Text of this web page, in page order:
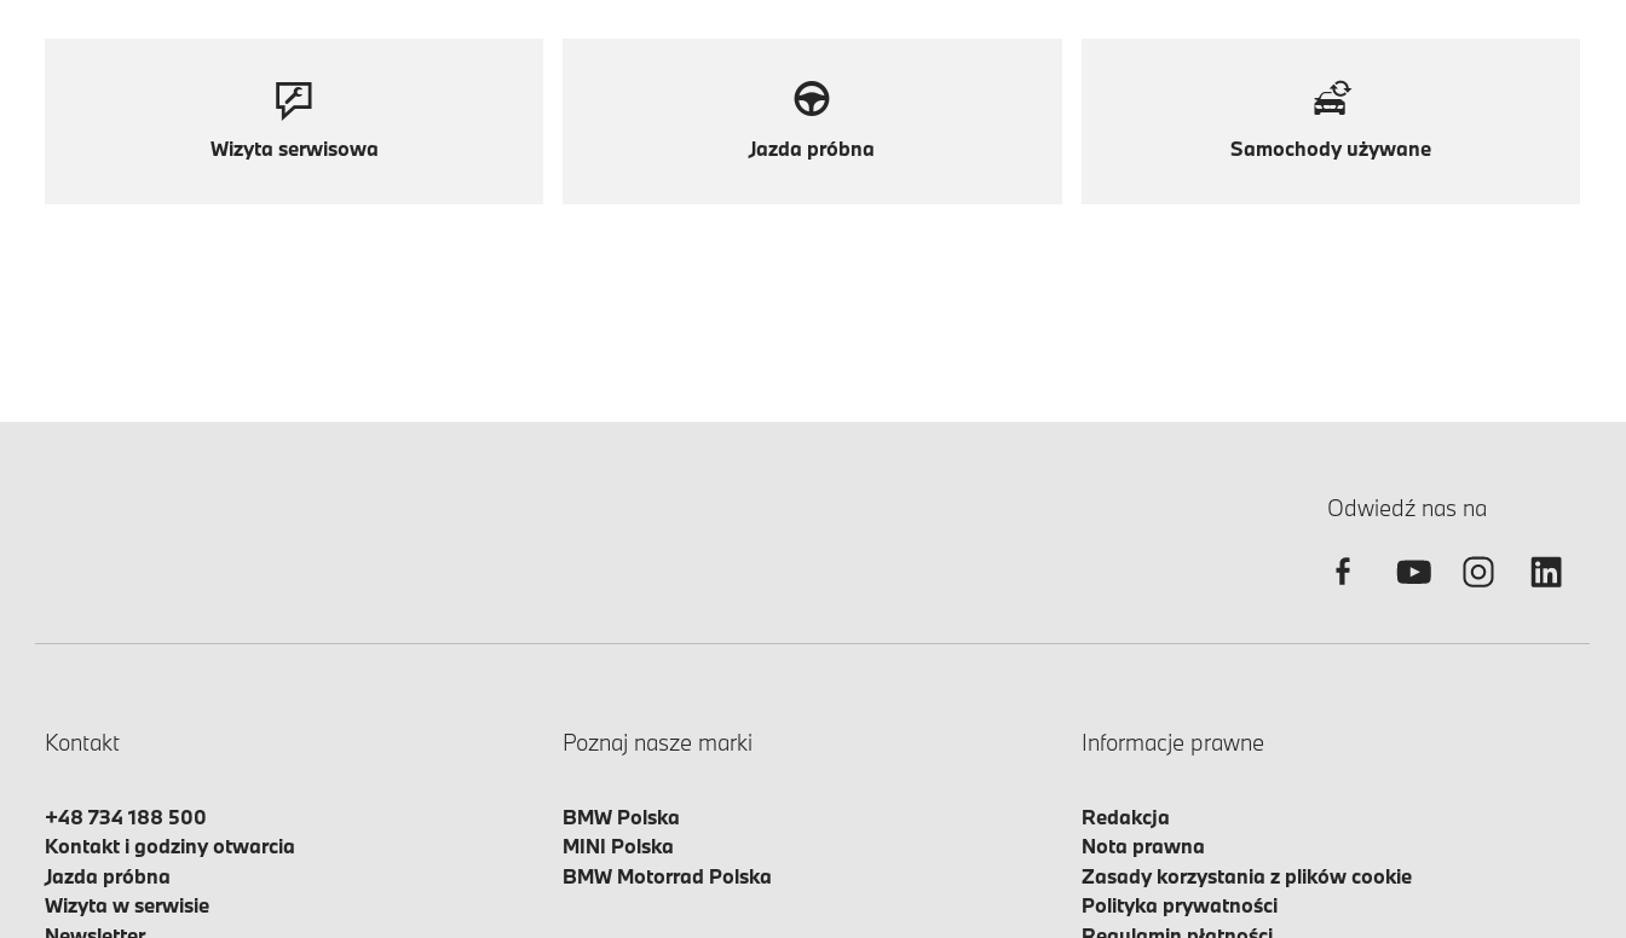
Wizyta serwisowa Jazda próbna Samochody używane
Odwiedź nas na
Kontakt
+48 734 188 500
Kontakt i godziny otwarcia
Jazda próbna
Wizyta w serwisie
Poznaj nasze marki
BMW Polska
MINI Polska
BMW Motorrad Polska
Informacje prawne
Redakcja
Nota prawna
Zasady korzystania z plików cookie
Polityka prywatności